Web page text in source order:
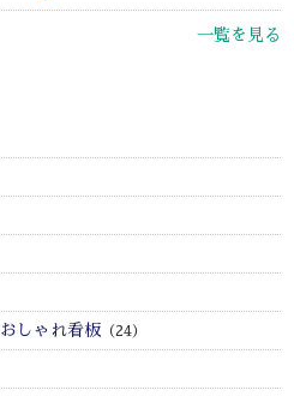
一覧を見る
しゃれ看板 （24）